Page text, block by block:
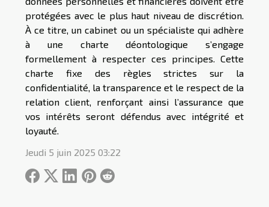
protégées avec le plus haut niveau de discrétion.
À ce titre, un cabinet ou un spécialiste qui adhère
à une charte déontologique s’engage
formellement à respecter ces principes. Cette
charte fixe des règles strictes sur la
confidentialité, la transparence et le respect de la
relation client, renforçant ainsi l’assurance que
vos intérêts seront défendus avec intégrité et
loyauté.
Jeudi 5 juin 2025 03:22